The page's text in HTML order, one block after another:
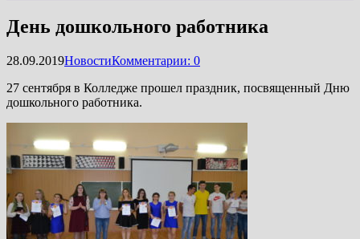
День дошкольного работника
28.09.2019НовостиКомментарии: 0
27 сентября в Колледже прошел праздник, посвященный Дню
дошкольного работника.